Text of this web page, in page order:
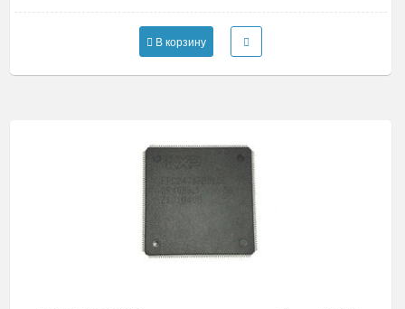
В корзину